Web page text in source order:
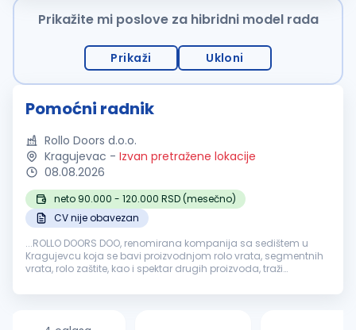
Prikažite mi poslove za hibridni model rada
Prikaži Ukloni
Pomoćni radnik
Rollo Doors d.o.o.
Kragujevac - Izvan pretražene lokacije
08.08.2026
neto 90.000 - 120.000 RSD (mesečno)
CV nije obavezan
...ROLLO DOORS DOO, renomirana kompanija sa sedištem u
Kragujevcu koja se bavi proizvodnjom rolo vrata, segmentnih
vrata, rolo zaštite, kao i spektar drugih proizvoda, traži
radnik